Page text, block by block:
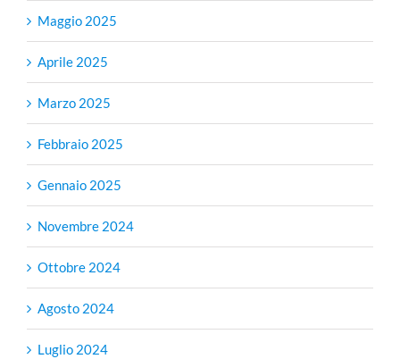
Maggio 2025
Aprile 2025
Marzo 2025
Febbraio 2025
Gennaio 2025
Novembre 2024
Ottobre 2024
Agosto 2024
Luglio 2024